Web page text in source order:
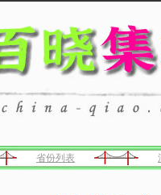
省份列表